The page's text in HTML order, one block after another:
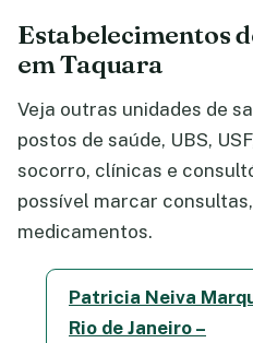
Estabelecimentos
em Taquara
Veja outras unidades de
postos de saúde, UBS,
socorro, clínicas e
possível marcar
medicamentos.
Patricia Neiva
Rio de Janeiro –